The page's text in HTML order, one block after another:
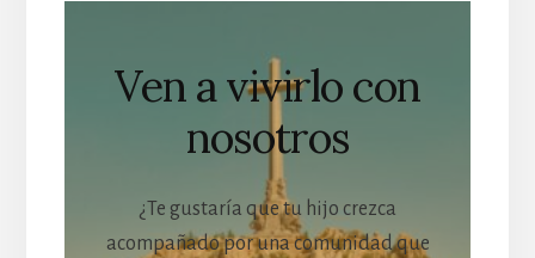
Ven a vivirlo con
nosotros
¿Te gustaría que tu hijo crezca
acompañado por una comunidad que